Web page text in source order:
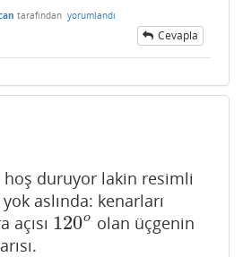
tarafından yorumlandı
Cevapla
hoş duruyor lakin resimli
aslında: kenarları
açısı 120o
120o olan üçgenin